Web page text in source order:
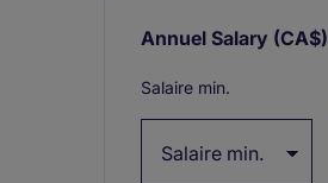
Annuel Salary (CA$)
Salaire min.